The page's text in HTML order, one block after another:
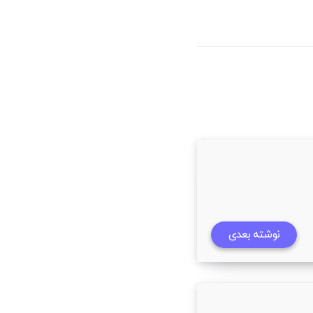
نوشته بعدی